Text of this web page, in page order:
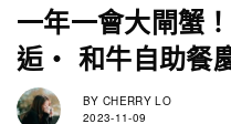
一年一會大閘蟹
逅・ 和牛自助餐
BY CHERRY LO
2023-11-09